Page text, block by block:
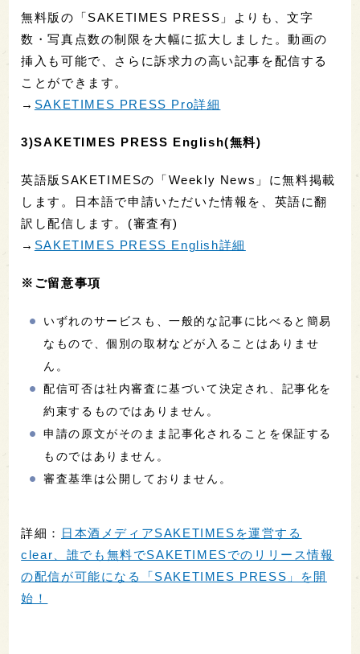
無料版の「SAKETIMES PRESS」よりも、文字
数・写真点数の制限を大幅に拡大しました。動画の
挿入も可能で、さらに訴求力の高い記事を配信する
ことができます。
→ SAKETIMES PRESS Pro詳細
3)SAKETIMES PRESS English(無料)
英語版SAKETIMESの「Weekly News」に無料掲載
します。日本語で申請いただいた情報を、英語に翻
訳し配信します。(審査有)
→ SAKETIMES PRESS English詳細
※ご留意事項
いずれのサービスも、一般的な記事に比べると簡易
なもので、個別の取材などが入ることはありませ
ん。
配信可否は社内審査に基づいて決定され、記事化を
約束するものではありません。
申請の原文がそのまま記事化されることを保証する
ものではありません。
審査基準は公開しておりません。
詳細：
日本酒メディアSAKETIMESを運営する
clear、誰でも無料でSAKETIMESでのリリース情報
の配信が可能になる「SAKETIMES PRESS」を開
始！